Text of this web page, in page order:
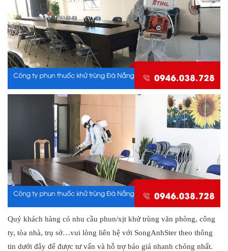
Quý khách hàng có nhu cầu phun/xịt khử trùng văn phòng, công
ty, tòa nhà, trụ sở…vui lòng liên hệ với SongAnhSter theo thông
tin dưới đây để được tư vấn và hỗ trợ báo giá nhanh chóng nhất.